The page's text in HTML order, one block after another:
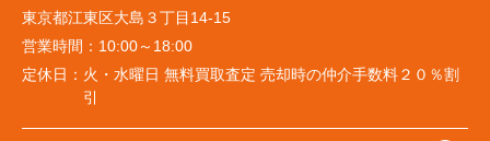
東京都江東区大島３丁目14-15
営業時間： 10:00～18:00
定休日： 火・水曜日 無料買取査定 売却時の仲介手数料２０％割
引